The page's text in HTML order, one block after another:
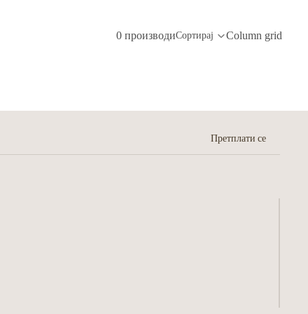
0 производиСортирај Column grid
Претплати се